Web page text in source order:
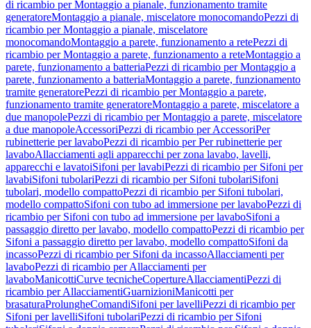
di ricambio per Montaggio a pianale, funzionamento tramite
generatoreMontaggio a pianale, miscelatore monocomandoPezzi di
ricambio per Montaggio a pianale, miscelatore
monocomandoMontaggio a parete, funzionamento a retePezzi di
ricambio per Montaggio a parete, funzionamento a reteMontaggio a
parete, funzionamento a batteriaPezzi di ricambio per Montaggio a
parete, funzionamento a batteriaMontaggio a parete, funzionamento
tramite generatorePezzi di ricambio per Montaggio a parete,
funzionamento tramite generatoreMontaggio a parete, miscelatore a
due manopolePezzi di ricambio per Montaggio a parete, miscelatore
a due manopoleAccessoriPezzi di ricambio per AccessoriPer
rubinetterie per lavaboPezzi di ricambio per Per rubinetterie per
lavaboAllacciamenti agli apparecchi per zona lavabo, lavelli,
apparecchi e lavatoiSifoni per lavabiPezzi di ricambio per Sifoni per
lavabiSifoni tubolariPezzi di ricambio per Sifoni tubolariSifoni
tubolari, modello compattoPezzi di ricambio per Sifoni tubolari,
modello compattoSifoni con tubo ad immersione per lavaboPezzi di
ricambio per Sifoni con tubo ad immersione per lavaboSifoni a
passaggio diretto per lavabo, modello compattoPezzi di ricambio per
Sifoni a passaggio diretto per lavabo, modello compattoSifoni da
incassoPezzi di ricambio per Sifoni da incassoAllacciamenti per
lavaboPezzi di ricambio per Allacciamenti per
lavaboManicottiCurve tecnicheCopertureAllacciamentiPezzi di
ricambio per AllacciamentiGuarnizioniManicotti per
brasaturaProlungheComandiSifoni per lavelliPezzi di ricambio per
Sifoni per lavelliSifoni tubolariPezzi di ricambio per Sifoni